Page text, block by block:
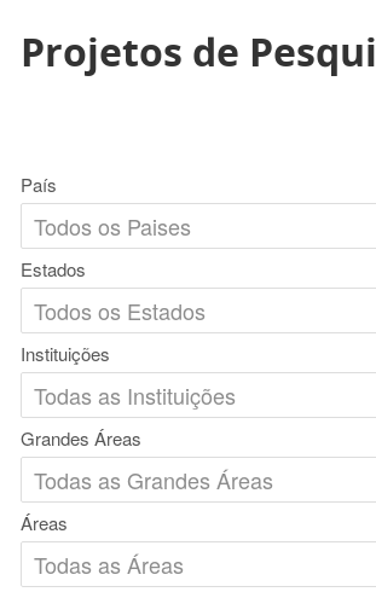
Projetos de
País
Estados
Instituições
Grandes Áreas
Áreas